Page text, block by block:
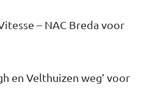
– NAC Breda voor
en Velthuizen weg’ voor